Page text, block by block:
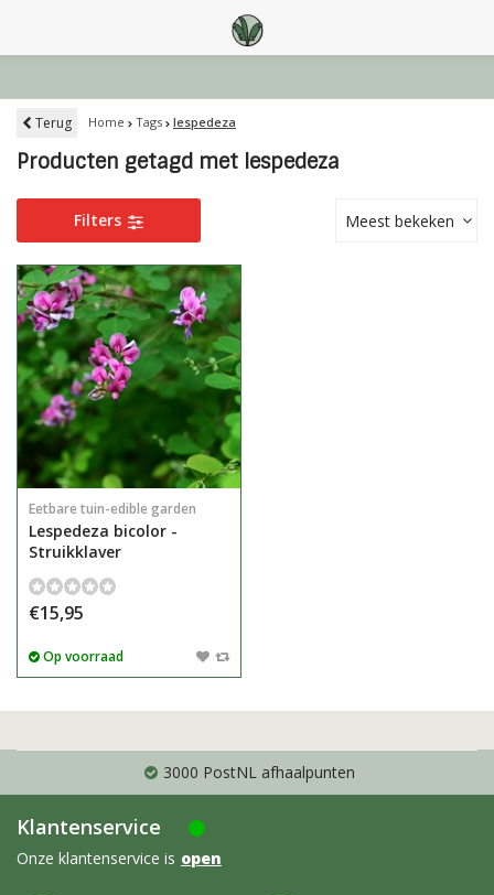
Terug Home Tags lespedeza
Producten getagd met lespedeza
Filters Meest bekeken
Eetbare tuin-edible garden
Lespedeza bicolor -
Struikklaver
€15,95
Op voorraad
3000 PostNL afhaalpunten
Klantenservice
Onze klantenservice is open